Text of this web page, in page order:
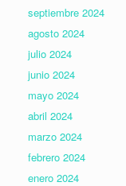
septiembre 2024
agosto 2024
julio 2024
junio 2024
mayo 2024
abril 2024
marzo 2024
febrero 2024
enero 2024